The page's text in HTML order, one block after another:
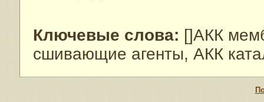
Ключевые слова: []АКК
сшивающие агенты, АКК